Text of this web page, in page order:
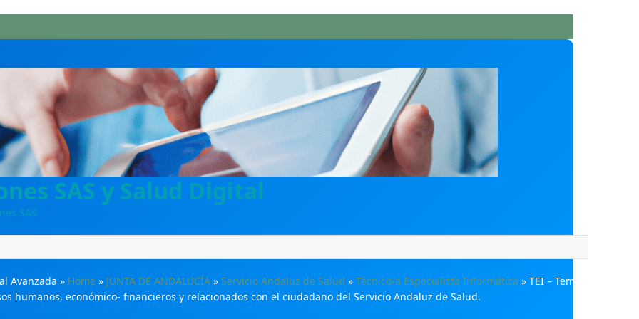
SAS y Salud Digital
SAS
Avanzada » Home » JUNTA DE ANDALUCÍA » Servicio Andaluz de Salud » Técnico/a Especialista Informática » TEI – Tema 42.
humanos, económico- financieros y relacionados con el ciudadano del Servicio Andaluz de Salud.